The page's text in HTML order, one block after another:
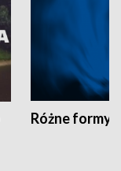
Różne formy